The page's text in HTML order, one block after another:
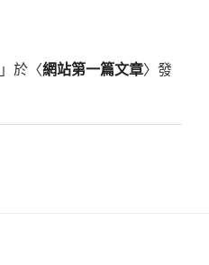
」於〈網站第一篇文章〉發